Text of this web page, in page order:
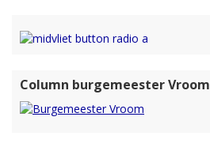
Column burgemeester Vroom